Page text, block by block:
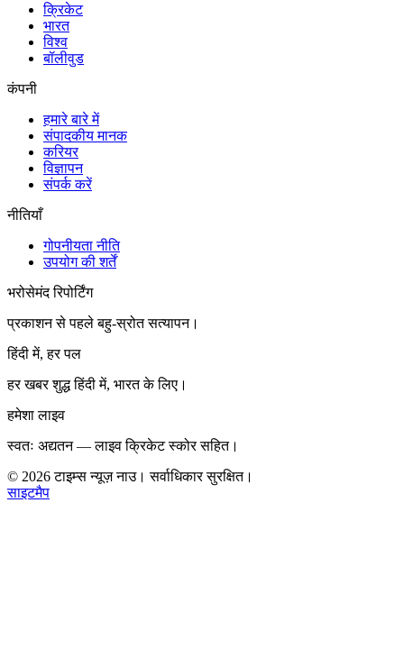
क्रिकेट
भारत
विश्व
बॉलीवुड
कंपनी
हमारे बारे में
संपादकीय मानक
करियर
विज्ञापन
संपर्क करें
नीतियाँ
गोपनीयता नीति
उपयोग की शर्तें
भरोसेमंद रिपोर्टिंग
प्रकाशन से पहले बहु-स्रोत सत्यापन।
हिंदी में, हर पल
हर खबर शुद्ध हिंदी में, भारत के लिए।
हमेशा लाइव
स्वतः अद्यतन — लाइव क्रिकेट स्कोर सहित।
© 2026टाइम्स न्यूज़ नाउ। सर्वाधिकार सुरक्षित।
साइटमैप